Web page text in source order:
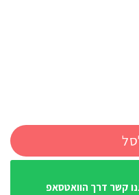
קשר דרך הוואטסאפ